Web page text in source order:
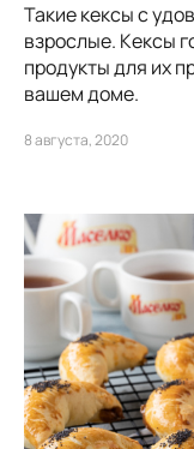
Такие кексы с
взрослые. Кексы
продукты для их
вашем доме.
8 августа, 2020